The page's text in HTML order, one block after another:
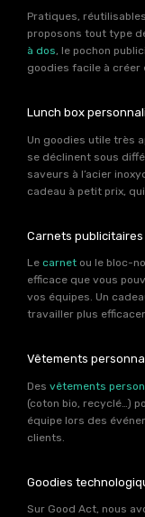
Pratiques,
proposons tout type
à dos, le pochon
goodies facile à créer
Lunch box
Un goodies utile très
se déclinent sous
saveurs à l’acier
cadeau à petit prix,
Carnets publicitaires
Le carnet ou le bloc-
efficace que vous
vos équipes. Un
travailler plus
Vêtements
Des vêtements
(coton bio, recyclé…)
équipe lors des
clients.
Goodies
Sur Good Act, nous